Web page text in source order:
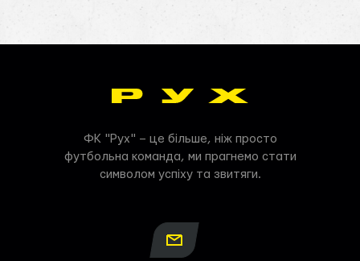
ФК "Рух" – це більше, ніж просто
футбольна команда, ми прагнемо стати
символом успіху та звитяги.